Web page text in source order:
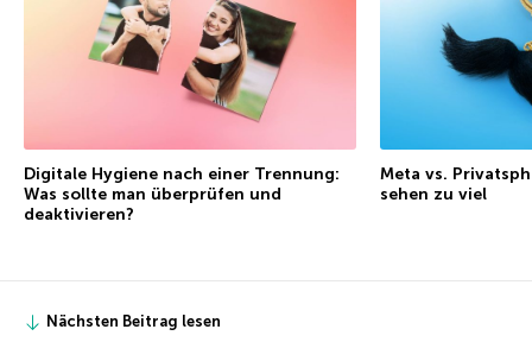
Digitale Hygiene nach einer Trennung:
Was sollte man überprüfen und
deaktivieren?
Meta vs.
sehen zu viel
Nächsten Beitrag lesen